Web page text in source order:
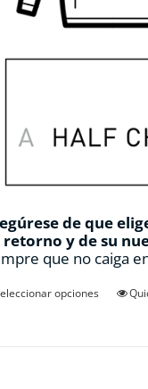
de que
retorno y de su
que no caiga
opciones
Este